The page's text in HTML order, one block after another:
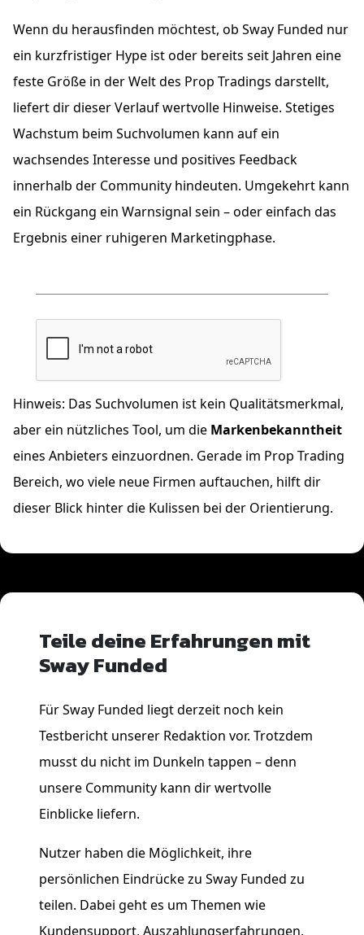
Wenn du herausfinden möchtest, ob Sway Funded nur
ein kurzfristiger Hype ist oder bereits seit Jahren eine
feste Größe in der Welt des Prop Tradings darstellt,
liefert dir dieser Verlauf wertvolle Hinweise. Stetiges
Wachstum beim Suchvolumen kann auf ein
wachsendes Interesse und positives Feedback
innerhalb der Community hindeuten. Umgekehrt kann
ein Rückgang ein Warnsignal sein – oder einfach das
Ergebnis einer ruhigeren Marketingphase.
Hinweis: Das Suchvolumen ist kein Qualitätsmerkmal,
aber ein nützliches Tool, um die Markenbekanntheit
eines Anbieters einzuordnen. Gerade im Prop Trading
Bereich, wo viele neue Firmen auftauchen, hilft dir
dieser Blick hinter die Kulissen bei der Orientierung.
Teile deine Erfahrungen mit
Sway Funded
Für Sway Funded liegt derzeit noch kein
Testbericht unserer Redaktion vor. Trotzdem
musst du nicht im Dunkeln tappen – denn
unsere Community kann dir wertvolle
Einblicke liefern.
Nutzer haben die Möglichkeit, ihre
persönlichen Eindrücke zu Sway Funded zu
teilen. Dabei geht es um Themen wie
Kundensupport, Auszahlungserfahrungen,